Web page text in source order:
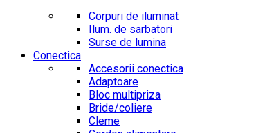
Corpuri de iluminat
Ilum. de sarbatori
Surse de lumina
Conectica
Accesorii conectica
Adaptoare
Bloc multipriza
Bride/coliere
Cleme